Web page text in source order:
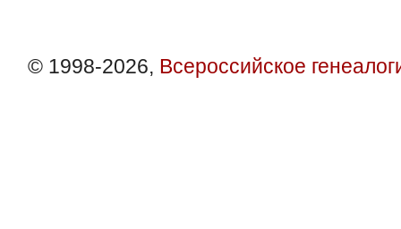
© 1998-2026, Всероссийское